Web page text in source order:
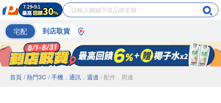
宅配 到店取貨
首頁 / 熱門3C / 手機．通訊．週邊 / 配件．周邊